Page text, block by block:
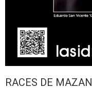
RACES DE